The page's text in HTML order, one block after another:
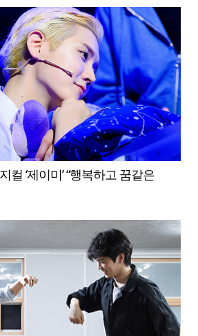
컬 ‘제이미’ “행복하고 꿈같은